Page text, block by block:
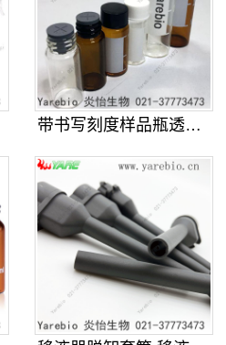
带书写刻度样品瓶透明棕色螺口玻璃化